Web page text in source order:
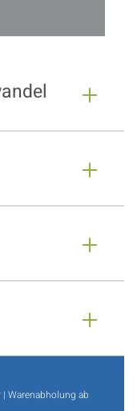
Warenabholung ab